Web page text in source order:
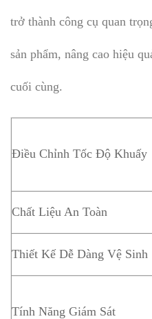
trở thành công cụ quan
sản phẩm, nâng cao hiệu
cuối cùng.
Điều Chỉnh Tốc Độ Khuấy
Chất Liệu An Toàn
Thiết Kế Dễ Dàng Vệ Sinh
Tính Năng Giám Sát